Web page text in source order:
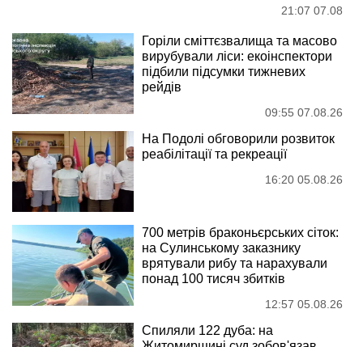
21:07 07.08
Горіли сміттєзвалища та масово
вирубували ліси: екоінспектори
підбили підсумки тижневих
рейдів
09:55 07.08.26
На Подолі обговорили розвиток
реабілітації та рекреації
16:20 05.08.26
700 метрів браконьєрських сіток:
на Сулинському заказнику
врятували рибу та нарахували
понад 100 тисяч збитків
12:57 05.08.26
Спиляли 122 дуба: на